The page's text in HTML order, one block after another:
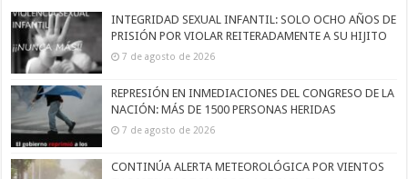
INTEGRIDAD SEXUAL INFANTIL: SOLO OCHO AÑOS DE
PRISIÓN POR VIOLAR REITERADAMENTE A SU HIJITO
7 de agosto de 2026
REPRESIÓN EN INMEDIACIONES DEL CONGRESO DE LA
NACIÓN: MÁS DE 1500 PERSONAS HERIDAS
7 de agosto de 2026
CONTINÚA ALERTA METEOROLÓGICA POR VIENTOS